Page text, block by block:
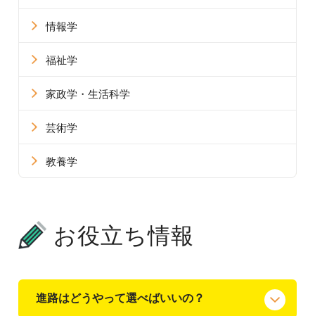
情報学
福祉学
家政学・生活科学
芸術学
教養学
お役立ち情報
進路はどうやって選べばいいの？